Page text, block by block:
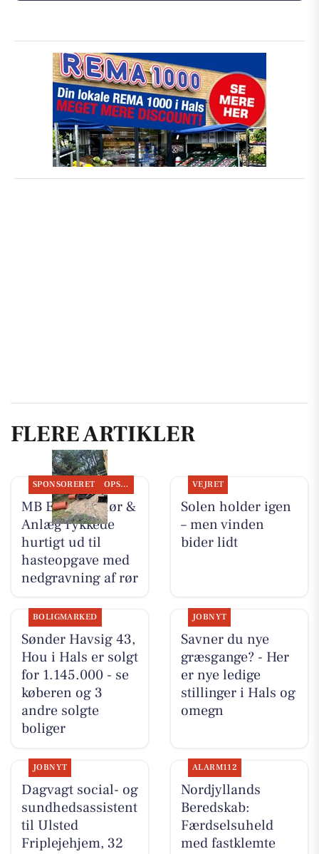
FLERE ARTIKLER
SPONSORERET OPSLAGSTAVLEN
MB Entreprenør &
Anlæg rykkede
hurtigt ud til
hasteopgave med
nedgravning af rør
VEJRET
Solen holder igen
– men vinden
bider lidt
BOLIGMARKED
Sønder Havsig 43,
Hou i Hals er solgt
for 1.145.000 - se
køberen og 3
andre solgte
boliger
JOBNYT
Savner du nye
græsgange? - Her
er nye ledige
stillinger i Hals og
omegn
JOBNYT
Dagvagt social- og
sundhedsassistent
til Ulsted
Friplejehjem, 32
ALARM112
Nordjyllands
Beredskab:
Færdselsuheld
med fastklemte